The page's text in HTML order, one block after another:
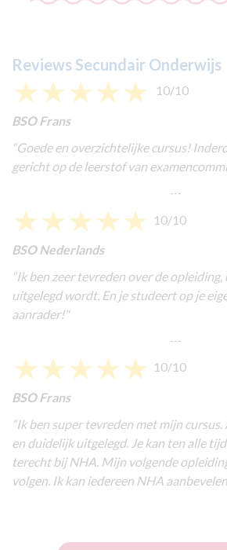
Reviews Secundair Onderwijs
10/10
BSO Frans
“Goede en overzichtelijke cursus!
gericht op de leerstof van
---
10/10
BSO Nederlands
“Ik ben zeer tevreden over de
uitgelegd wordt. En je studeert op je
aanrader!"
---
10/10
BSO Frans
“Ik ben super tevreden met mijn
en duidelijk uitgelegd. Je kan ten alle
terecht bij NHA. Mijn volgende
volgen. Ik kan iedereen NHA